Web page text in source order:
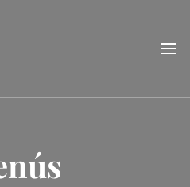
de Tarragona